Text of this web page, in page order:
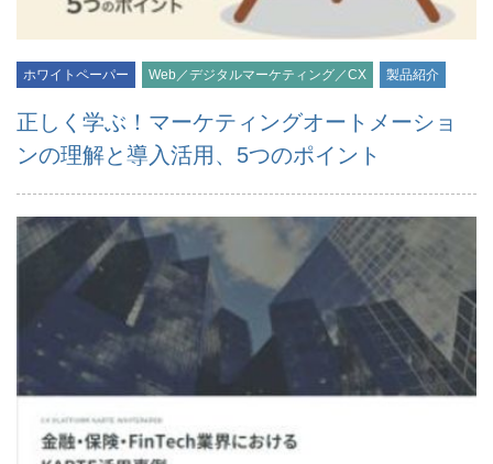
ホワイトペーパー Web／デジタルマーケティング／CX 製品紹介
正しく学ぶ！マーケティングオートメーショ
ンの理解と導入活用、5つのポイント